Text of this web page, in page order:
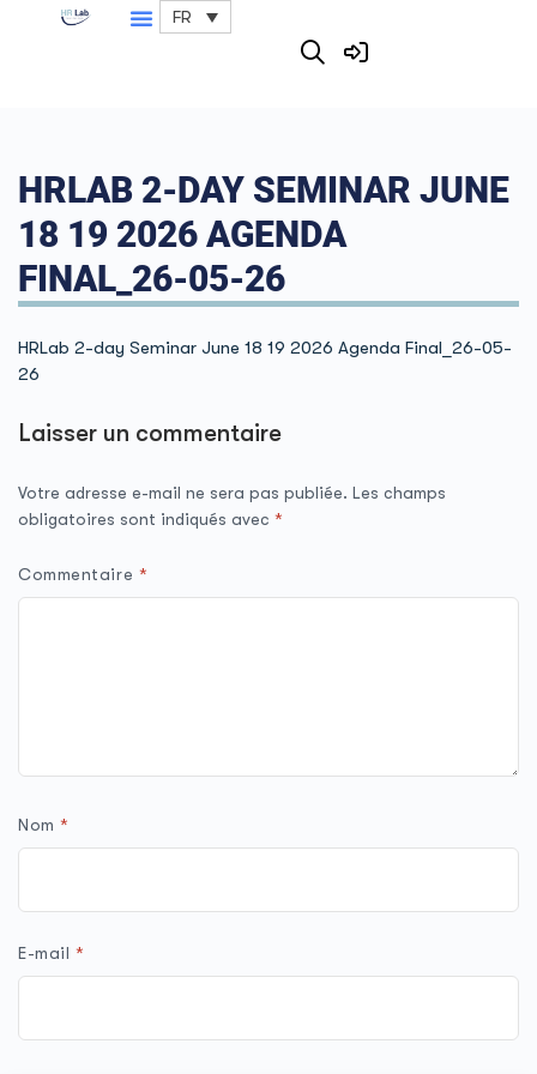
FR
HRLAB 2-DAY SEMINAR JUNE
18 19 2026 AGENDA
FINAL_26-05-26
HRLab 2-day Seminar June 18 19 2026 Agenda Final_26-05-
26
Laisser un commentaire
Votre adresse e-mail ne sera pas publiée. Les champs
obligatoires sont indiqués avec *
Commentaire *
Nom*
E-mail *